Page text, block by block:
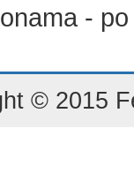
-
© 2015